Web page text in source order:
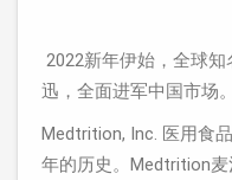
2022新年伊始，全球
迅，全面进军中国市场。
Medtrition, Inc. 医用食
年的历史。Medtrition